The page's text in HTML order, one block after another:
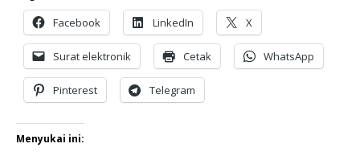
Facebook LinkedIn X
Surat elektronik Cetak WhatsApp
Pinterest Telegram
Menyukai ini: